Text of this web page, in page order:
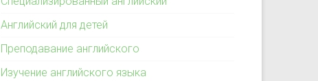
Английский для детей
Преподавание английского
Изучение английского языка